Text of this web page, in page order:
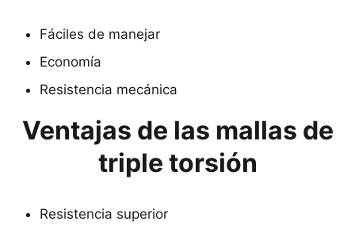
Fáciles de manejar
Economía
Resistencia mecánica
Ventajas de las mallas de
triple torsión
Resistencia superior